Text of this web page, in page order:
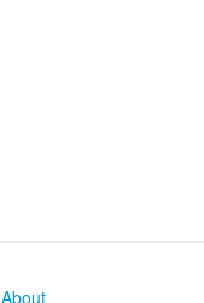
About